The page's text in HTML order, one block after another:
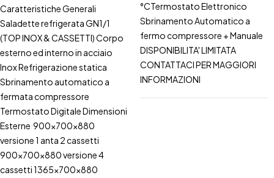
Caratteristiche Generali
Saladette refrigerata GN1/1
(TOP INOX & CASSETTI) Corpo
esterno ed interno in acciaio
Inox Refrigerazione statica
Sbrinamento automatico a
fermata compressore
Termostato Digitale Dimensioni
Esterne 900x700x880
versione 1 anta 2 cassetti
900x700x880 versione 4
cassetti 1365x700x880
°CTermostato Elettronico
Sbrinamento Automatico a
fermo compressore + Manuale
DISPONIBILITA' LIMITATA
CONTATTACI PER MAGGIORI
INFORMAZIONI